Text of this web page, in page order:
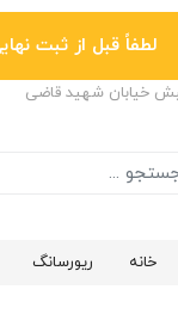
لطفاً قبل از ثبت نهایی،
نبش خیابان شهید قاضی
خانه ریورسانگ